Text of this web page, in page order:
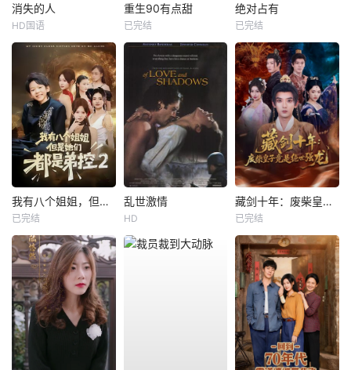
消失的人
HD国语
重生90有点甜
已完结
绝对占有
已完结
我有八个姐姐，但是他们都是弟控2
已完结
乱世激情
HD
藏剑十年：废柴皇子竟是绝世强龙
已完结